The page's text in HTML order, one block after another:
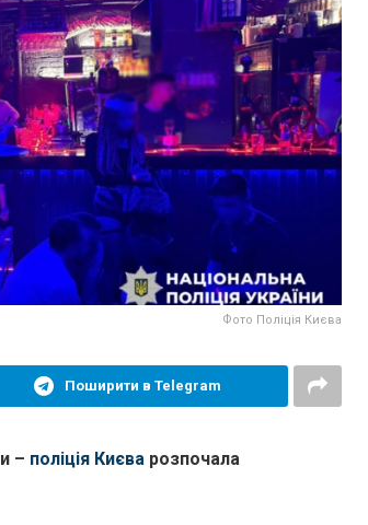
Фото Поліція Києва
Поширити в Telegram
– поліція Києва розпочала